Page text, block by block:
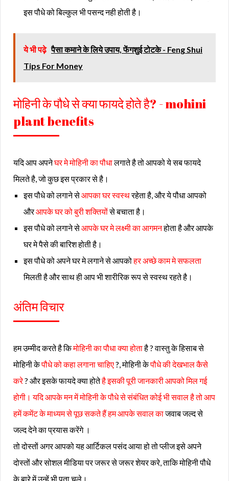
इस पौधे को बिल्कुल भी पसन्द नही होती है।
ये भी पढ़े पैसा कमाने के लिये उपाय, फेंगशुई टोटके - Feng Shui
Tips For Money
मोहिनी के पौधे से क्या फायदे होते है? - mohini
plant benefits
यदि आप अपनेघर मे मोहिनी का पौधालगाते है तो आपको ये सब फायदे
मिलते है, जो कुछ इस प्रकार से है।
इस पौधे को लगाने सेआपका घर स्वस्थरहेता है, और ये पौधा आपको
औरआपके घर को बुरी शक्तियोंसे बचाता है।
इस पौधे को लगाने सेआपके घर मे लक्ष्मी का आगमनहोता है और आपके
घर मे पैसे की बारिश होती है।
इस पौधे को अपने घर मे लगाने से आपकोहर अच्छे काम मे सफलता
मिलती है और साथ ही आप भी शारीरिक रूप से स्वस्थ रहते है।
अंतिम विचार
हम उम्मीद करते है किमोहिनी का पौधा क्या होताहै ? वास्तु के हिसाब से
मोहिनी केपौधे को कहा लगाना चाहिए?, मोहिनी केपौधे की देखभाल कैसे
करे? और इसके फायदे क्या होतेहै इसकी पूरी जानकारी आपको मिल गई
होगी। यदि आपके मन में मोहिनी के पौधे से संबंधित कोई भी सवाल है तो आप
हमें कमेंट के माध्यम से पूछ सकते हैं हम आपके सवाल काजवाब जल्द से
जल्द देने का प्रयास करेंगे ।
तो दोस्तों अगर आपको यह आर्टिकल पसंद आया हो तो प्लीज इसे अपने
दोस्तों और सोशल मीडिया पर जरूर से जरूर शेयर करे, ताकि मोहिनी पौधे
के बारे में उन्हें भी पता चले।